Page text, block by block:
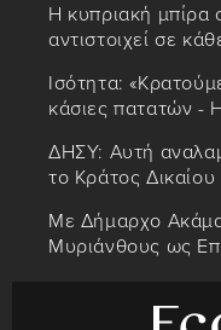
Η κυπριακή μπίρα
αντιστοιχεί σε
Ισότητα:
κάσιες πατατών -
ΔΗΣΥ: Αυτή
το Κράτος Δικαίου
Με Δήμαρχο
Μυριάνθους ως